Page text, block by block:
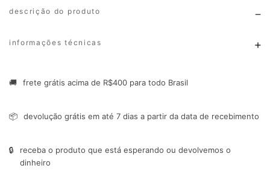
descrição do produto
informações técnicas
🚚 frete grátis acima de R$400 para todo Brasil
📦 devolução grátis em até 7 dias a partir da data de recebimento
🔒
receba o produto que está esperando ou devolvemos o
dinheiro